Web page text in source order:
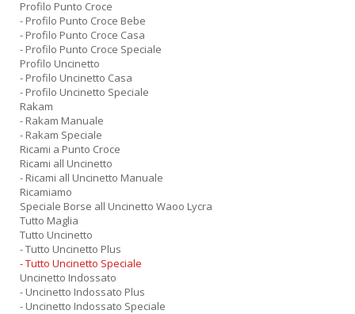
Profilo Punto Croce
- Profilo Punto Croce Bebe
- Profilo Punto Croce Casa
- Profilo Punto Croce Speciale
Profilo Uncinetto
- Profilo Uncinetto Casa
- Profilo Uncinetto Speciale
Rakam
- Rakam Manuale
- Rakam Speciale
Ricami a Punto Croce
Ricami all Uncinetto
- Ricami all Uncinetto Manuale
Ricamiamo
Speciale Borse all Uncinetto Waoo Lycra
Tutto Maglia
Tutto Uncinetto
- Tutto Uncinetto Plus
- Tutto Uncinetto Speciale
Uncinetto Indossato
- Uncinetto Indossato Plus
- Uncinetto Indossato Speciale